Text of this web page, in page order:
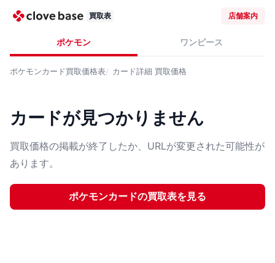
買取表 店舗案内
ポケモン ワンピース
ポケモンカード買取価格表 カード詳細 買取価格
カードが見つかりません
買取価格の掲載が終了したか、URLが変更された可能性が
あります。
ポケモンカードの買取表を見る